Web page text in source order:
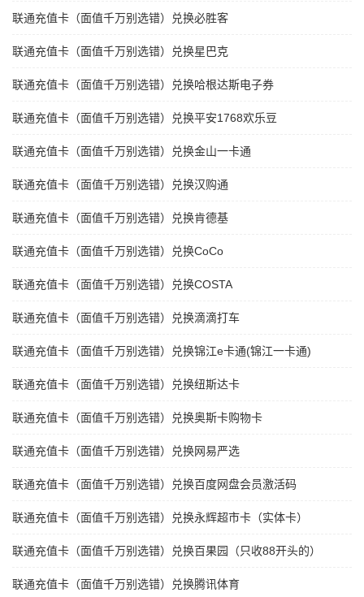
联通充值卡（面值千万别选错）兑换必胜客
联通充值卡（面值千万别选错）兑换星巴克
联通充值卡（面值千万别选错）兑换哈根达斯电子券
联通充值卡（面值千万别选错）兑换平安1768欢乐豆
联通充值卡（面值千万别选错）兑换金山一卡通
联通充值卡（面值千万别选错）兑换汉购通
联通充值卡（面值千万别选错）兑换肯德基
联通充值卡（面值千万别选错）兑换CoCo
联通充值卡（面值千万别选错）兑换COSTA
联通充值卡（面值千万别选错）兑换滴滴打车
联通充值卡（面值千万别选错）兑换锦江e卡通(锦江一卡通)
联通充值卡（面值千万别选错）兑换纽斯达卡
联通充值卡（面值千万别选错）兑换奥斯卡购物卡
联通充值卡（面值千万别选错）兑换网易严选
联通充值卡（面值千万别选错）兑换百度网盘会员激活码
联通充值卡（面值千万别选错）兑换永辉超市卡（实体卡）
联通充值卡（面值千万别选错）兑换百果园（只收88开头的）
联通充值卡（面值千万别选错）兑换腾讯体育